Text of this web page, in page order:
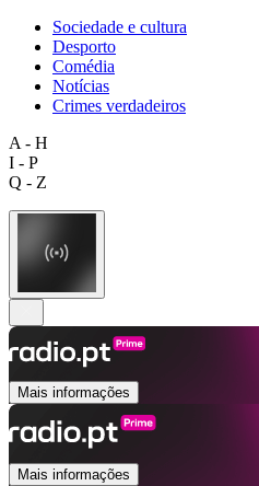
Sociedade e cultura
Desporto
Comédia
Notícias
Crimes verdadeiros
A - H
I - P
Q - Z
Mais informações
Mais informações